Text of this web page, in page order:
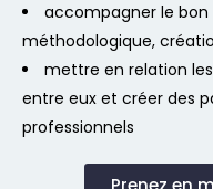
accompagner le
méthodologique,
mettre en relation
entre eux et créer des
professionnels